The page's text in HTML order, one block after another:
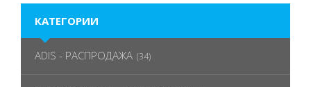
КАТЕГОРИИ
ADIS - РАСПРОДАЖА (34)